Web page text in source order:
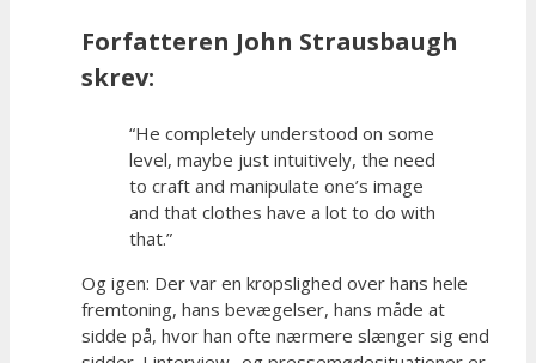
Forfatteren John Strausbaugh
skrev:
“He completely understood on some
level, maybe just intuitively, the need
to craft and manipulate one’s image
and that clothes have a lot to do with
that.”
Og igen: Der var en kropslighed over hans hele
fremtoning, hans bevægelser, hans måde at
sidde på, hvor han ofte nærmere slænger sig end